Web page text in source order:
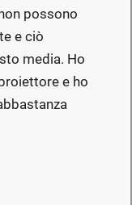
possono
e ciò
media. Ho
e ho